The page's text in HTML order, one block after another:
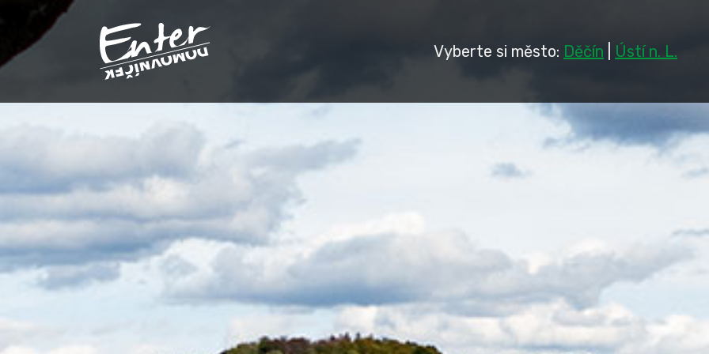
Vyberte si město: Děčín Ústí n. L.